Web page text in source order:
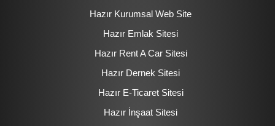
Hazır Kurumsal Web Site
Hazır Emlak Sitesi
Hazır Rent A Car Sitesi
Hazır Dernek Sitesi
Hazır E-Ticaret Sitesi
Hazır İnşaat Sitesi